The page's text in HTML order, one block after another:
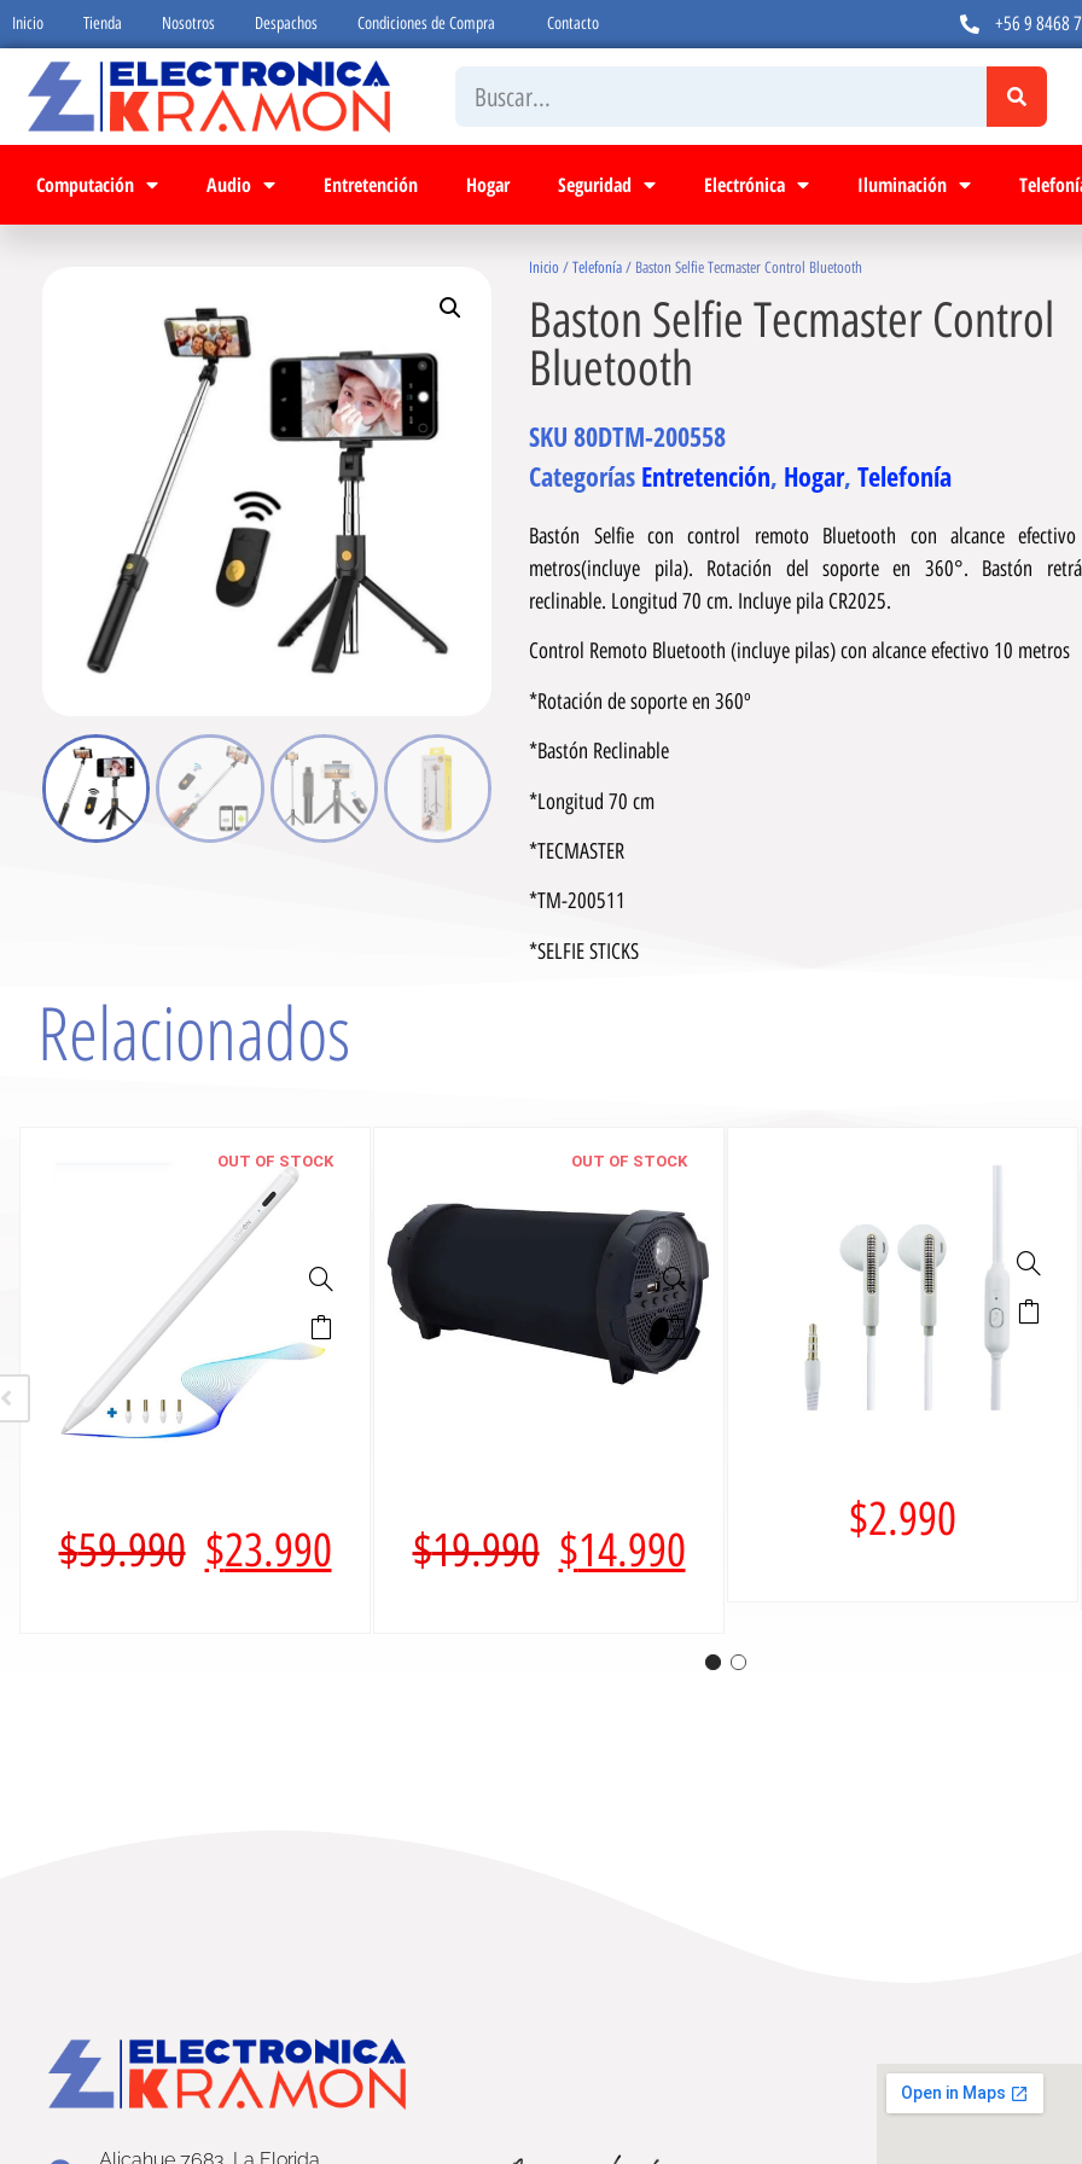
Inicio Tienda Nosotros Despachos Condiciones de Compra Contacto +56 9 8468
Computación Audio Entretención Hogar Seguridad Electrónica Iluminación
Inicio /Telefonía / Baston Selfie Tecmaster Control Bluetooth
Baston Selfie Tecmaster Control
Bluetooth
SKU80DTM-200558
Categorías Entretención, Hogar,Telefonía
Bastón Selfie con control remoto Bluetooth con alcance
metros(incluye pila). Rotación del soporte en 360°. Bastón
reclinable. Longitud 70 cm. Incluye pila CR2025.
Control Remoto Bluetooth (incluye pilas) con alcance efectivo 10 metros
*Rotación de soporte en 360º
*Bastón Reclinable
*Longitud 70 cm
*TECMASTER
*TM-200511
*SELFIE STICKS
Relacionados
OUT OF STOCK
$59.990 $23.990
OUT OF STOCK
$19.990 $14.990
$2.990